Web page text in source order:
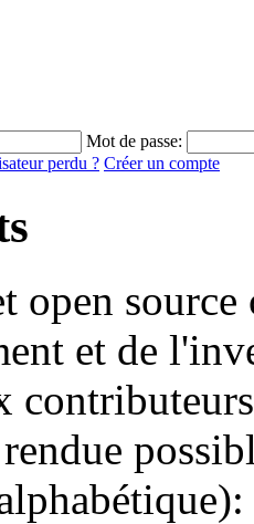
Mot de passe:
perdu ? Créer un compte
open
et de